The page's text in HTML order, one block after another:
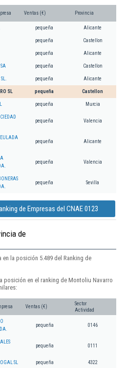
Ventas (€) Provincia
pequeña Alicante
pequeña Castellon
pequeña Alicante
pequeña Castellon
pequeña Alicante
SL pequeña Castellon
pequeña Murcia
pequeña Valencia
pequeña Alicante
pequeña Valencia
pequeña Sevilla
de Empresas del CNAE 0123
de
la posición 5.489 del Ranking de
posición en el ranking de Montoliu Navarro
Ventas (€)
Sector
Actividad
pequeña 0146
pequeña 0111
SL pequeña 4322